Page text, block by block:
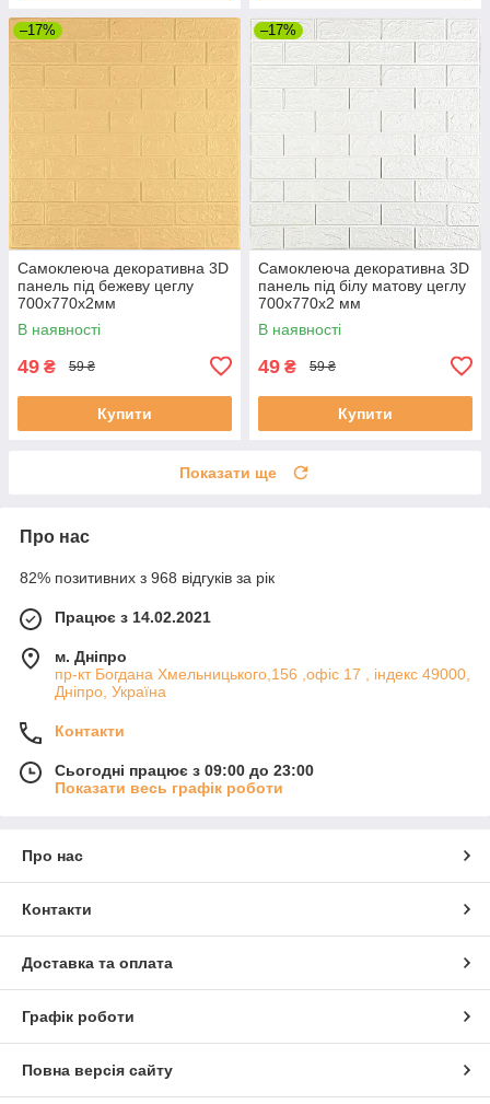
–17%
Самоклеюча декоративна 3D
панель під бежеву цеглу
700x770x2мм
В наявності
49 ₴ 59 ₴
Купити
–17%
Самоклеюча декоративна 3D
панель під білу матову цеглу
700x770x2 мм
В наявності
49 ₴ 59 ₴
Купити
Показати ще
Про нас
82% позитивних з 968 відгуків за рік
Працює з 14.02.2021
м. Дніпро
пр-кт Богдана Хмельницького,156 ,офіс 17 , індекс 49000,
Дніпро, Україна
Контакти
Сьогодні працює з 09:00 до 23:00
Показати весь графік роботи
Про нас
Контакти
Доставка та оплата
Графік роботи
Повна версія сайту